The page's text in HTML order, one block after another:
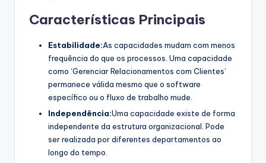
Características Principais
Estabilidade:As capacidades mudam com menos
frequência do que os processos. Uma capacidade
como ‘Gerenciar Relacionamentos com Clientes’
permanece válida mesmo que o software
específico ou o fluxo de trabalho mude.
Independência:Uma capacidade existe de forma
independente da estrutura organizacional. Pode
ser realizada por diferentes departamentos ao
longo do tempo.